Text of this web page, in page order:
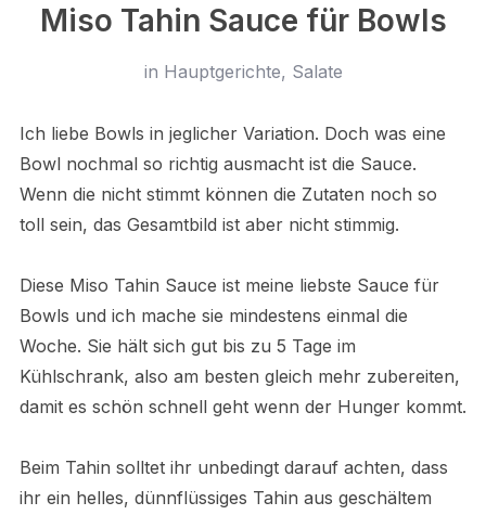
Miso Tahin Sauce für Bowls
in Hauptgerichte, Salate
Ich liebe Bowls in jeglicher Variation. Doch was eine
Bowl nochmal so richtig ausmacht ist die Sauce.
Wenn die nicht stimmt können die Zutaten noch so
toll sein, das Gesamtbild ist aber nicht stimmig.
Diese Miso Tahin Sauce ist meine liebste Sauce für
Bowls und ich mache sie mindestens einmal die
Woche. Sie hält sich gut bis zu 5 Tage im
Kühlschrank, also am besten gleich mehr zubereiten,
damit es schön schnell geht wenn der Hunger kommt.
Beim Tahin solltet ihr unbedingt darauf achten, dass
ihr ein helles, dünnflüssiges Tahin aus geschältem